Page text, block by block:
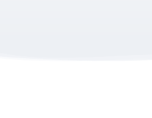
Al onze posters